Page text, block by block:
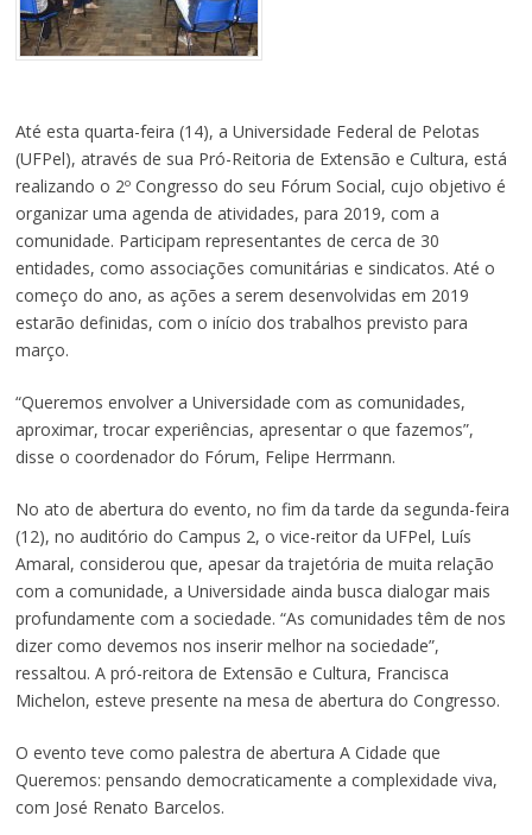
Até esta quarta-feira (14), a Universidade Federal de Pelotas
(UFPel), através de sua Pró-Reitoria de Extensão e Cultura, está
realizando o 2º Congresso do seu Fórum Social, cujo objetivo é
organizar uma agenda de atividades, para 2019, com a
comunidade. Participam representantes de cerca de 30
entidades, como associações comunitárias e sindicatos. Até o
começo do ano, as ações a serem desenvolvidas em 2019
estarão definidas, com o início dos trabalhos previsto para
março.
“Queremos envolver a Universidade com as comunidades,
aproximar, trocar experiências, apresentar o que fazemos”,
disse o coordenador do Fórum, Felipe Herrmann.
No ato de abertura do evento, no fim da tarde da segunda-feira
(12), no auditório do Campus 2, o vice-reitor da UFPel, Luís
Amaral, considerou que, apesar da trajetória de muita relação
com a comunidade, a Universidade ainda busca dialogar mais
profundamente com a sociedade. “As comunidades têm de nos
dizer como devemos nos inserir melhor na sociedade”,
ressaltou. A pró-reitora de Extensão e Cultura, Francisca
Michelon, esteve presente na mesa de abertura do Congresso.
O evento teve como palestra de abertura A Cidade que
Queremos: pensando democraticamente a complexidade viva,
com José Renato Barcelos.